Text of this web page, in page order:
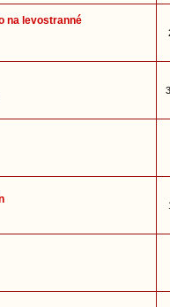
na levostranné